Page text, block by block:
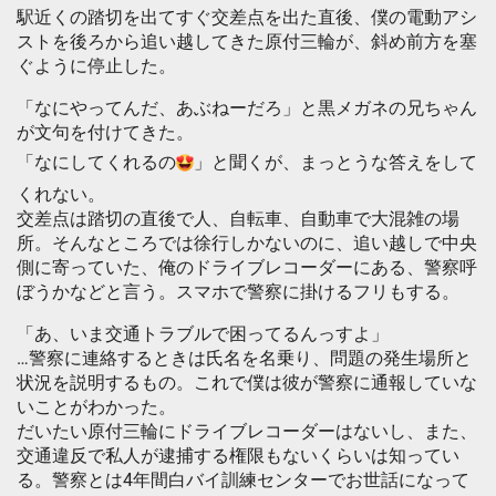
駅近くの踏切を出てすぐ交差点を出た直後、僕の電動アシ
ストを後ろから追い越してきた原付三輪が、斜め前方を塞
ぐように停止した。
「なにやってんだ、あぶねーだろ」と黒メガネの兄ちゃん
が文句を付けてきた。
「なにしてくれるの
」と聞くが、まっとうな答えをして
くれない。
交差点は踏切の直後で人、自転車、自動車で大混雑の場
所。そんなところでは徐行しかないのに、追い越しで中央
側に寄っていた、俺のドライブレコーダーにある、警察呼
ぼうかなどと言う。スマホで警察に掛けるフリもする。
「あ、いま交通トラブルで困ってるんっすよ」
…警察に連絡するときは氏名を名乗り、問題の発生場所と
状況を説明するもの。これで僕は彼が警察に通報していな
いことがわかった。
だいたい原付三輪にドライブレコーダーはないし、また、
交通違反で私人が逮捕する権限もないくらいは知ってい
る。警察とは4年間白バイ訓練センターでお世話になって